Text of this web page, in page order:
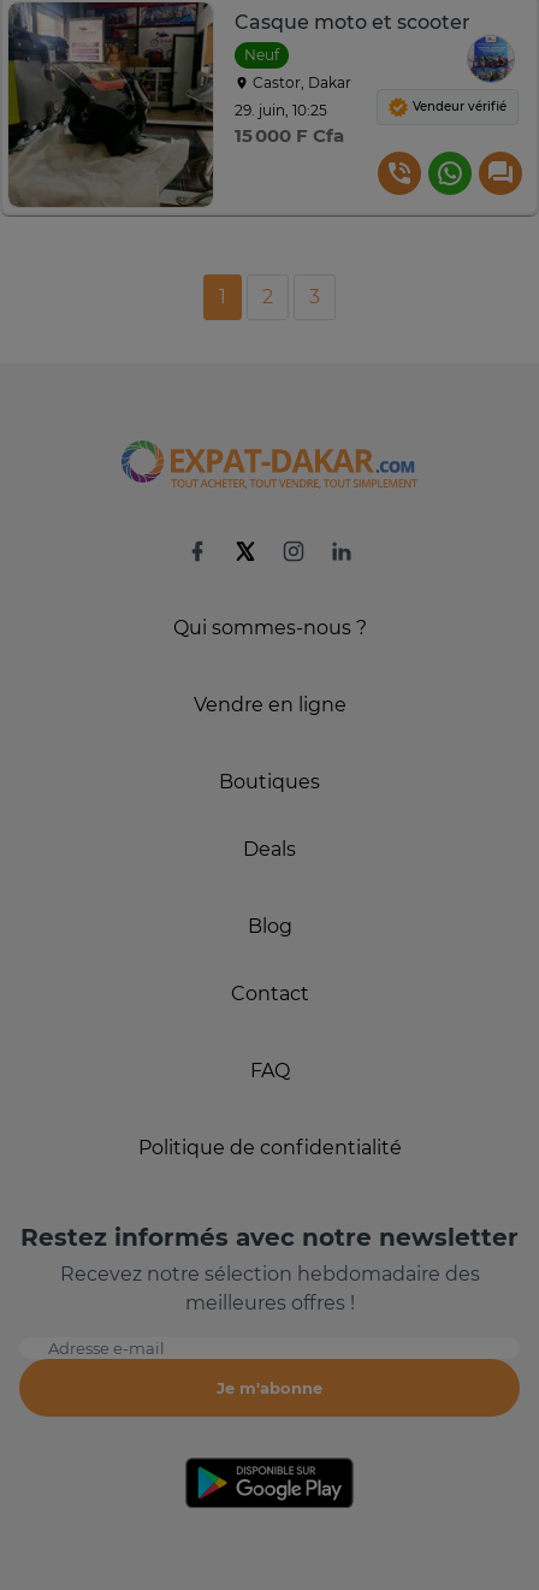
Casque moto et scooter
Neuf
Castor, Dakar
29. juin, 10:25
15 000 F Cfa
Vendeur vérifié
1 2 3
Qui sommes-nous ?
Vendre en ligne
Boutiques
Deals
Blog
Contact
FAQ
Politique de confidentialité
Restez informés avec notre newsletter
Recevez notre sélection hebdomadaire des
meilleures offres !
Adresse e-mail
Je m'abonne